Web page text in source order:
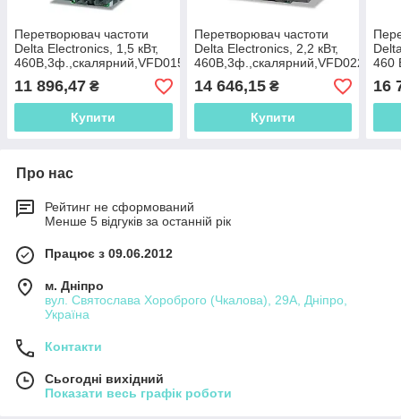
Перетворювач частоти
Delta Electronics, 1,5 кВт,
460В,3ф.,скалярний,VFD015EL43A
11 896,47 ₴
Купити
Перетворювач частоти
Delta Electronics, 2,2 кВт,
460В,3ф.,скалярний,VFD022EL43A
14 646,15₴
Купити
460
16
Про нас
Рейтинг не сформований
Менше 5 відгуків за останній рік
Працює з 09.06.2012
м. Дніпро
вул. Святослава Хороброго (Чкалова), 29А, Дніпро,
Україна
Контакти
Сьогодні вихідний
Показати весь графік роботи